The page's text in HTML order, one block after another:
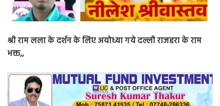
श्री राम लला के दर्शन के लिए अयोध्या गये दल्ली राजहरा के राम
भक्त,,